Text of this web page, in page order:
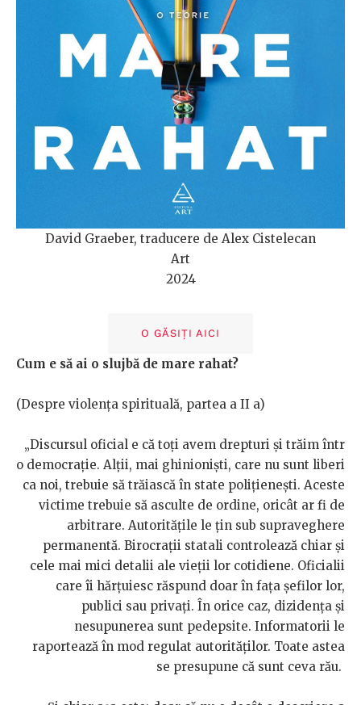
David Graeber, traducere de Alex Cistelecan
Art
2024
O GĂSIȚI AICI
Cum e să ai o slujbă de mare rahat?
(Despre violența spirituală, partea a II a)
„Discursul oficial e că toți avem drepturi și trăim într
o democrație. Alții, mai ghinioniști, care nu sunt liberi
ca noi, trebuie să trăiască în state polițienești. Aceste
victime trebuie să asculte de ordine, oricât ar fi de
arbitrare. Autoritățile le țin sub supraveghere
permanentă. Birocrații statali controlează chiar și
cele mai mici detalii ale vieții lor cotidiene. Oficialii
care îi hărțuiesc răspund doar în fața șefilor lor,
publici sau privați. În orice caz, dizidența și
nesupunerea sunt pedepsite. Informatorii le
raportează în mod regulat autorităților. Toate astea
se presupune că sunt ceva rău.